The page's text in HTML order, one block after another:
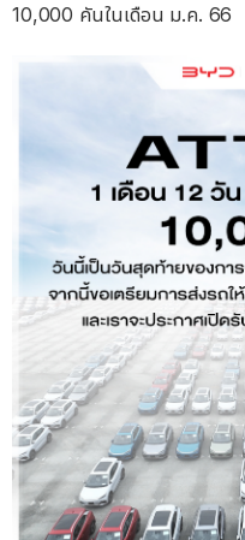
10,000 คันในเดือน ม.ค. 66